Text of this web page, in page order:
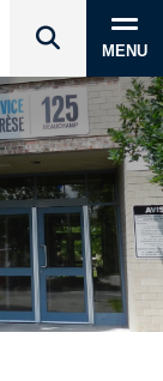
MENU